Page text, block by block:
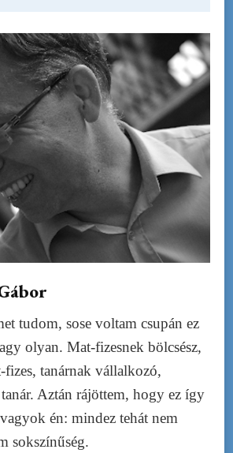
tudom, sose voltam csupán ez
olyan. Mat-fizesnek bölcsész,
fizes, tanárnak vállalkozó,
Aztán rájöttem, hogy ez így
én: mindez tehát nem
sokszínűség.